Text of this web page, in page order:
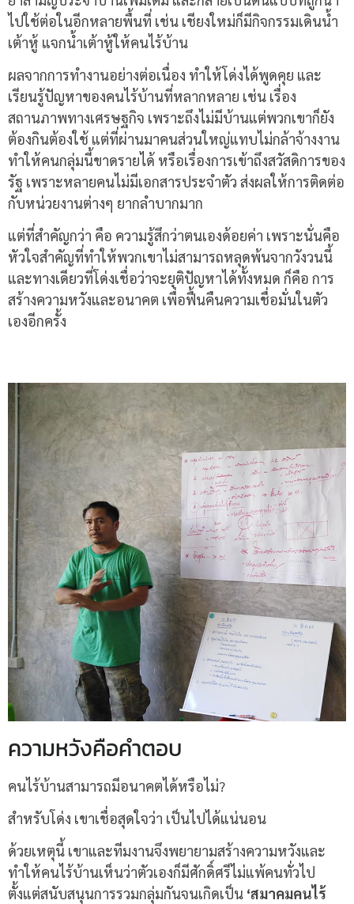
ไปใช้ต่อในอีกหลายพื้นที่ เช่น เชียงใหม่ก็มีกิจกรรมเดินน้ำ
เต้าหู้ แจกน้ำเต้าหู้ให้คนไร้บ้าน
ผลจากการทำงานอย่างต่อเนื่อง ทำให้โด่งได้พูดคุย และ
เรียนรู้ปัญหาของคนไร้บ้านที่หลากหลาย เช่น เรื่อง
สถานภาพทางเศรษฐกิจ เพราะถึงไม่มีบ้านแต่พวกเขาก็ยัง
ต้องกินต้องใช้ แต่ที่ผ่านมาคนส่วนใหญ่แทบไม่กล้าจ้างงาน
ทำให้คนกลุ่มนี้ขาดรายได้ หรือเรื่องการเข้าถึงสวัสดิการของ
รัฐ เพราะหลายคนไม่มีเอกสารประจำตัว ส่งผลให้การติดต่อ
กับหน่วยงานต่างๆ ยากลำบากมาก
แต่ที่สำคัญกว่า คือ ความรู้สึกว่าตนเองด้อยค่า เพราะนั่นคือ
หัวใจสำคัญที่ทำให้พวกเขาไม่สามารถหลุดพ้นจากวังวนนี้
และทางเดียวที่โด่งเชื่อว่าจะยุติปัญหาได้ทั้งหมด ก็คือ การ
สร้างความหวังและอนาคต เพื่อฟื้นคืนความเชื่อมั่นในตัว
เองอีกครั้ง
ความหวังคือคำตอบ
คนไร้บ้านสามารถมีอนาคตได้หรือไม่?
สำหรับโด่ง เขาเชื่อสุดใจว่า เป็นไปได้แน่นอน
ด้วยเหตุนี้ เขาและทีมงานจึงพยายามสร้างความหวังและ
ทำให้คนไร้บ้านเห็นว่าตัวเองก็มีศักดิ์ศรีไม่แพ้คนทั่วไป
ตั้งแต่สนับสนุนการรวมกลุ่มกันจนเกิดเป็น ‘สมาคมคนไร้